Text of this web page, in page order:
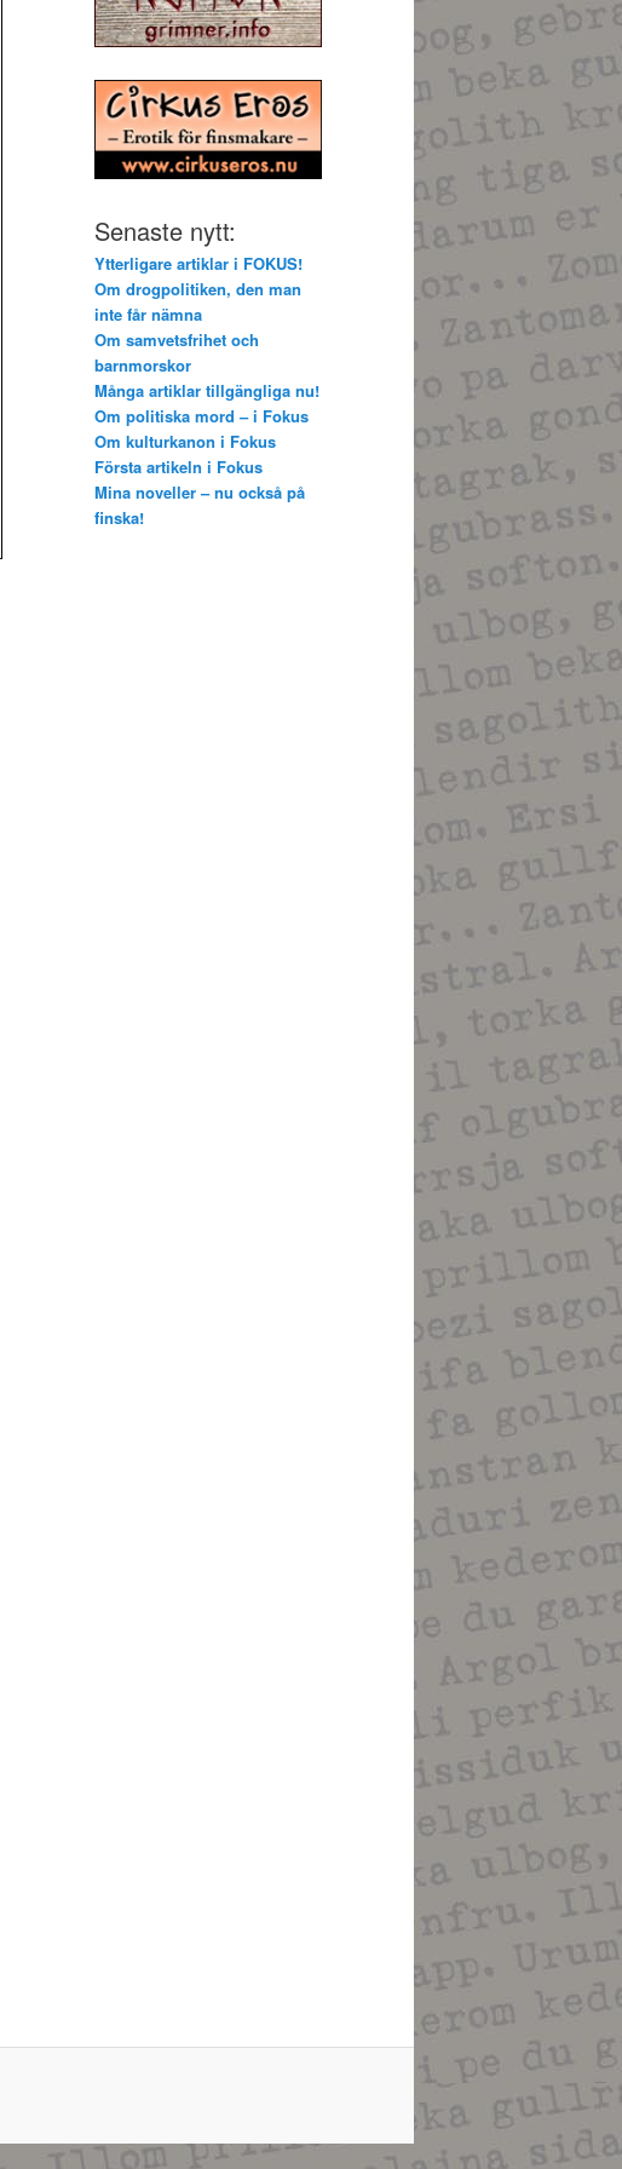
Senaste nytt:
Ytterligare artiklar i FOKUS!
Om drogpolitiken, den man
inte får nämna
Om samvetsfrihet och
barnmorskor
Många artiklar tillgängliga nu!
Om politiska mord – i Fokus
Om kulturkanon i Fokus
Första artikeln i Fokus
Mina noveller – nu också på
finska!